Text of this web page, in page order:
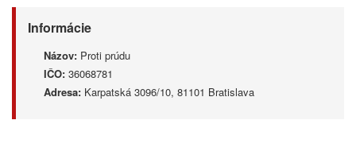
Informácie
Názov: Proti prúdu
IČO: 36068781
Adresa: Karpatská 3096/10, 81101 Bratislava